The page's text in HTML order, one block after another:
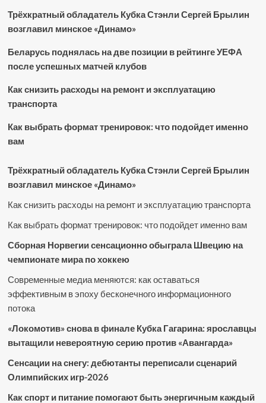
Трёхкратный обладатель Кубка Стэнли Сергей Брылин
возглавил минское «Динамо»
Беларусь поднялась на две позиции в рейтинге УЕФА
после успешных матчей клубов
Как снизить расходы на ремонт и эксплуатацию
транспорта
Как выбрать формат тренировок: что подойдет именно
вам
Трёхкратный обладатель Кубка Стэнли Сергей Брылин
возглавил минское «Динамо»
Как снизить расходы на ремонт и эксплуатацию транспорта
Как выбрать формат тренировок: что подойдет именно вам
Сборная Норвегии сенсационно обыграла Швецию на
чемпионате мира по хоккею
Современные медиа меняются: как оставаться
эффективным в эпоху бесконечного информационного
потока
«Локомотив» снова в финале Кубка Гагарина: ярославцы
вытащили невероятную серию против «Авангарда»
Сенсации на снегу: дебютанты переписали сценарий
Олимпийских игр-2026
Как спорт и питание помогают быть энергичным каждый